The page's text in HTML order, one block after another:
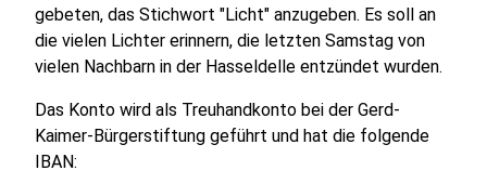
gebeten, das Stichwort "Licht" anzugeben. Es soll an
die vielen Lichter erinnern, die letzten Samstag von
vielen Nachbarn in der Hasseldelle entzündet wurden.
Das Konto wird als Treuhandkonto bei der Gerd-
Kaimer-Bürgerstiftung geführt und hat die folgende
IBAN: